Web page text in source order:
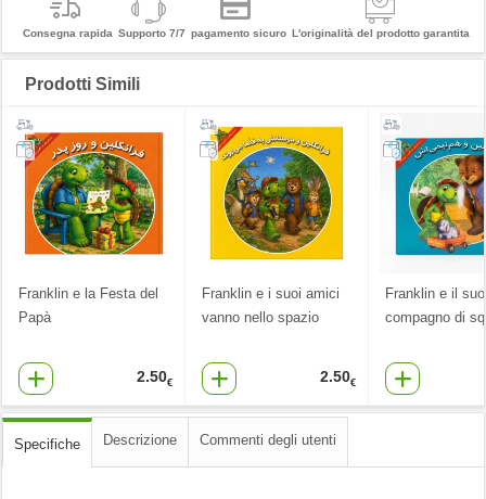
Consegna rapida Supporto 7/7 pagamento sicuro L'originalità del prodotto garantita
Prodotti Simili
Franklin e la Festa del
Papà
2.50€
Franklin e i suoi amici
vanno nello spazio
2.50€
Franklin e il suo
compagno di
Specifiche Descrizione Commenti degli utenti